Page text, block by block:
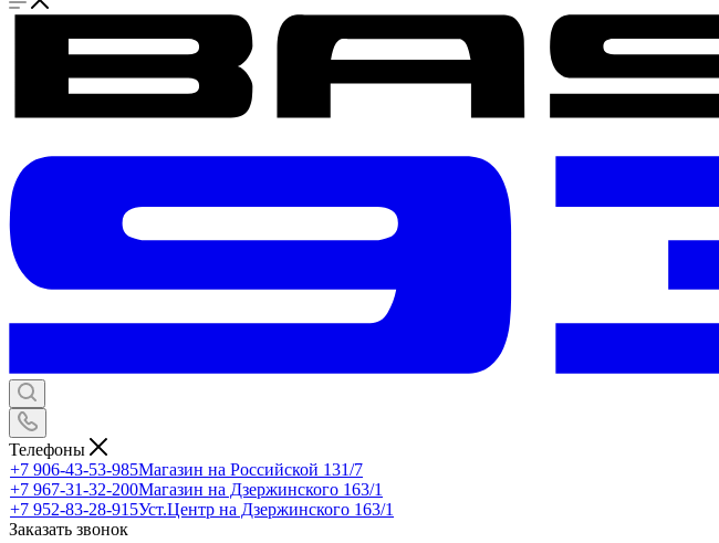
Телефоны
+7 906-43-53-985Магазин на Российской 131/7
+7 967-31-32-200Магазин на Дзержинского 163/1
+7 952-83-28-915Уст.Центр на Дзержинского 163/1
Заказать звонок